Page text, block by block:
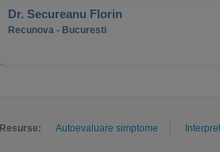
Dr. Secureanu Florin
Recunova - Bucuresti
Resurse: Autoevaluare simptome